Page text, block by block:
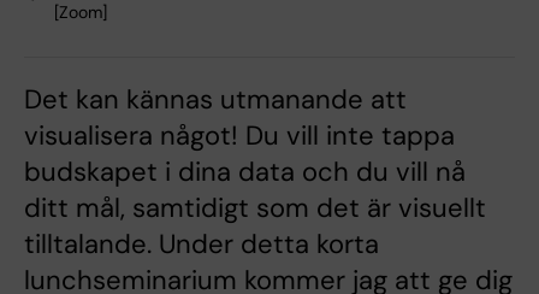
[Zoom]
Det kan kännas utmanande att
visualisera något! Du vill inte tappa
budskapet i dina data och du vill nå
ditt mål, samtidigt som det är visuellt
tilltalande. Under detta korta
lunchseminarium kommer jag att ge dig